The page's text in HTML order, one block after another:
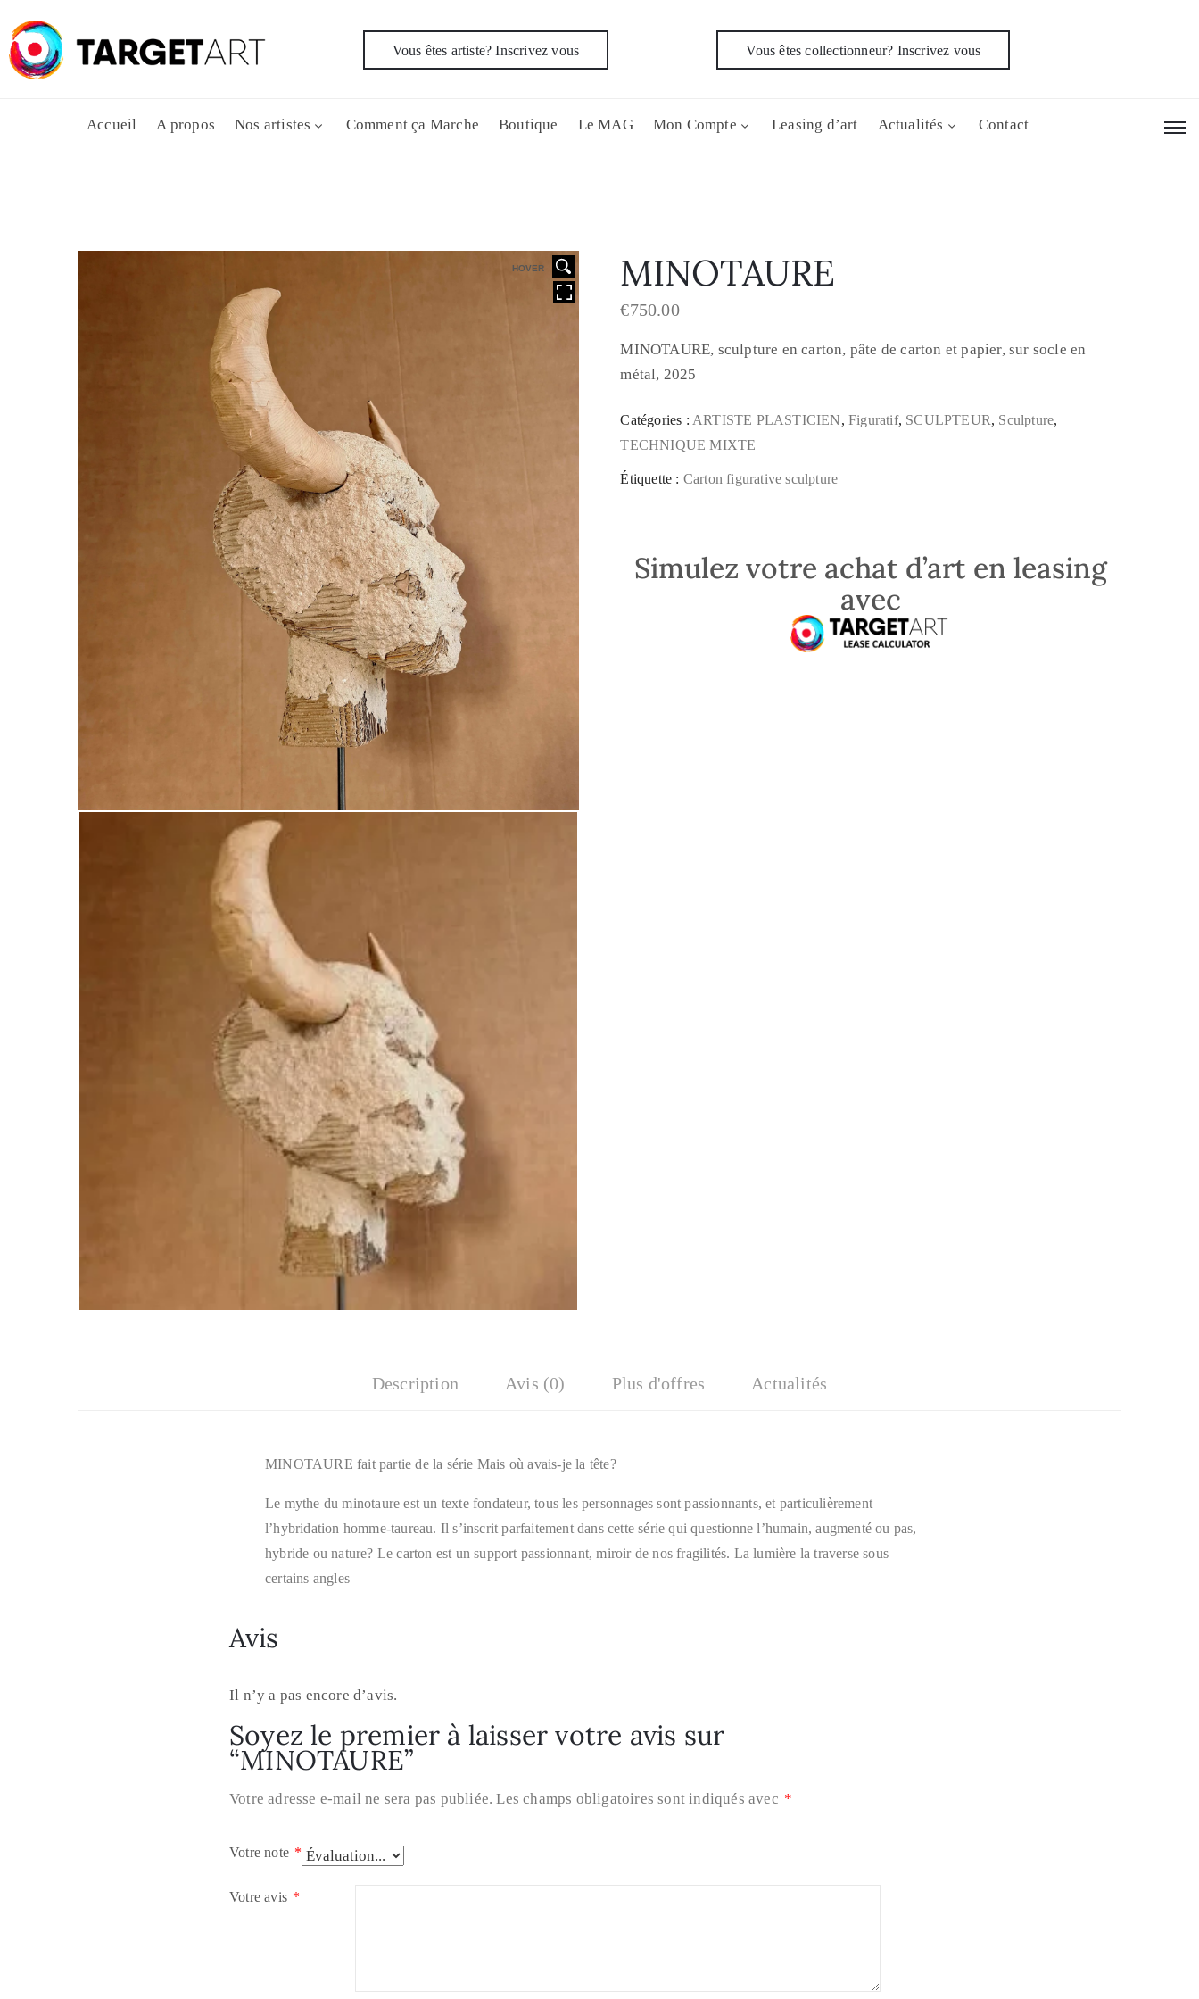
Vous êtes artiste? Inscrivez vous Vous êtes collectionneur? Inscrivez vous
Accueil A propos Nos artistes Comment ça Marche Boutique Le MAG Mon Compte Leasing d’art Actualités Contact
HOVER MINOTAURE
€750.00
MINOTAURE, sculpture en carton, pâte de carton et papier, sur socle en
métal, 2025
Catégories : ARTISTE PLASTICIEN,Figuratif, SCULPTEUR, Sculpture,
TECHNIQUE MIXTE
Étiquette : Carton figurative sculpture
Simulez votre achat d’art en leasing
avec
Description Avis (0) Plus d'offres Actualités
MINOTAURE fait partie de la série Mais où avais-je la tête?
Le mythe du minotaure est un texte fondateur, tous les personnages sont passionnants, et particulièrement
l’hybridation homme-taureau. Il s’inscrit parfaitement dans cette série qui questionne l’humain, augmenté ou pas,
hybride ou nature? Le carton est un support passionnant, miroir de nos fragilités. La lumière la traverse sous
certains angles
Avis
Il n’y a pas encore d’avis.
Soyez le premier à laisser votre avis sur
“MINOTAURE”
Votre adresse e-mail ne sera pas publiée. Les champs obligatoires sont indiqués avec *
Votre note *
Votre avis *